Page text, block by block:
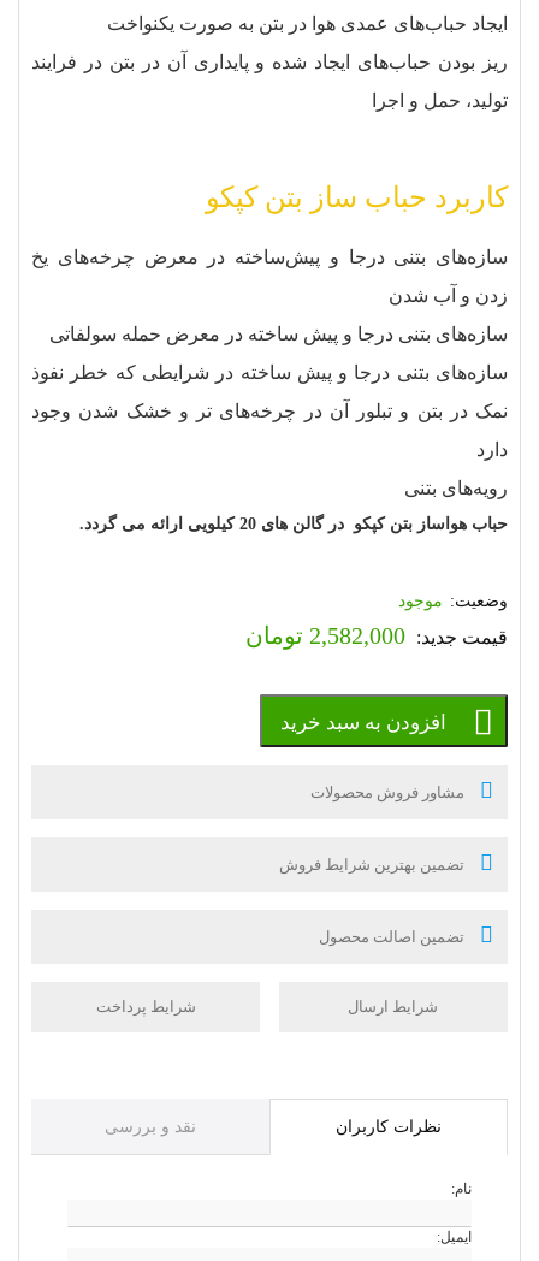
ایجاد حباب‌های عمدی هوا در بتن به صورت یکنواخت
ریز بودن حباب‌های ایجاد شده و پایداری آن در بتن در فرایند
تولید، حمل و اجرا
کاربرد حباب ساز بتن کپکو
سازه‌های بتنی درجا و پیش‌ساخته در معرض چرخه‌های یخ‌
زدن و آب‌ شدن
سازه‌های بتنی درجا و پیش‌ ساخته در معرض حمله سولفاتی
سازه‌های بتنی درجا و پیش‌ ساخته در شرایطی که خطر نفوذ
نمک در بتن و تبلور آن در چرخه‌های تر و خشک‌ شدن وجود
دارد
رویه‌های بتنی
حباب هواساز بتن کپکو در گالن های 20 کیلویی ارائه می گردد.
موجود
2,582,000 تومان
افزودن به سبد خرید
مشاور فروش محصولات
تضمین بهترین شرایط فروش
تضمین اصالت محصول
شرایط ارسال شرایط پرداخت
نظرات کاربران نقد و بررسی
نام:
ایمیل: